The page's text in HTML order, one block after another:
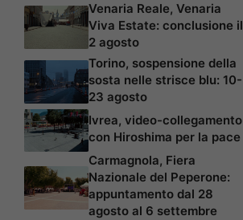
Venaria Reale, Venaria
Viva Estate: conclusione il
2 agosto
Torino, sospensione della
sosta nelle strisce blu: 10-
23 agosto
Ivrea, video-collegamento
con Hiroshima per la pace
Carmagnola, Fiera
Nazionale del Peperone:
appuntamento dal 28
agosto al 6 settembre